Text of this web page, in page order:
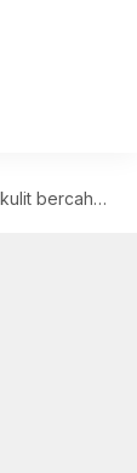
dengan slugging tubuh